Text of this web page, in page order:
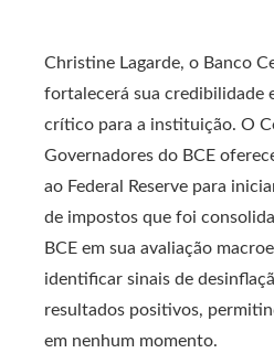
Christine Lagarde, o Banco
fortalecerá sua credibilidade
crítico para a instituição. O
Governadores do BCE
ao Federal Reserve para
de impostos que foi
BCE em sua avaliação
identificar sinais de
resultados positivos,
em nenhum momento.